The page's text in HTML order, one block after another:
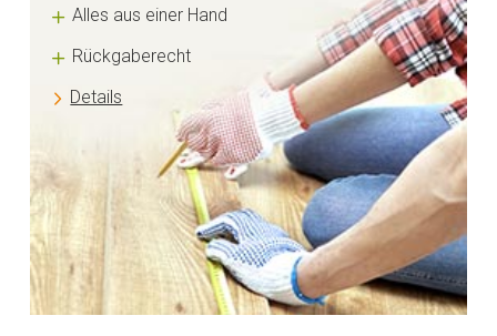
Alles aus einer Hand
Rückgaberecht
Details